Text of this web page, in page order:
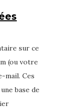
sur ce
(ou votre
mail. Ces
base de